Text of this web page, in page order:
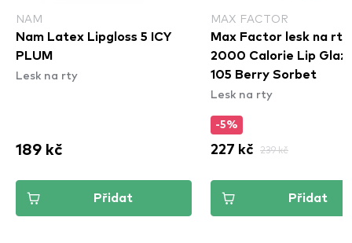
NAM
Nam Latex Lipgloss 5 ICY
PLUM
Lesk na rty
189 kč
Přidat
MAX FACTOR
Max Factor lesk na rty
2000 Calorie Lip
105 Berry Sorbet
Lesk na rty
-5%
227 kč 239 kč
Přidat